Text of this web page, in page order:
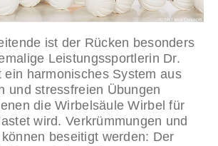
info@birgit-
+49 (0)174
4941078
speichern
ist der Rücken besonders
Leistungssportlerin Dr.
ein harmonisches System aus
und stressfreien Übungen
die Wirbelsäule Wirbel für
wird. Verkrümmungen und
beseitigt werden: Der